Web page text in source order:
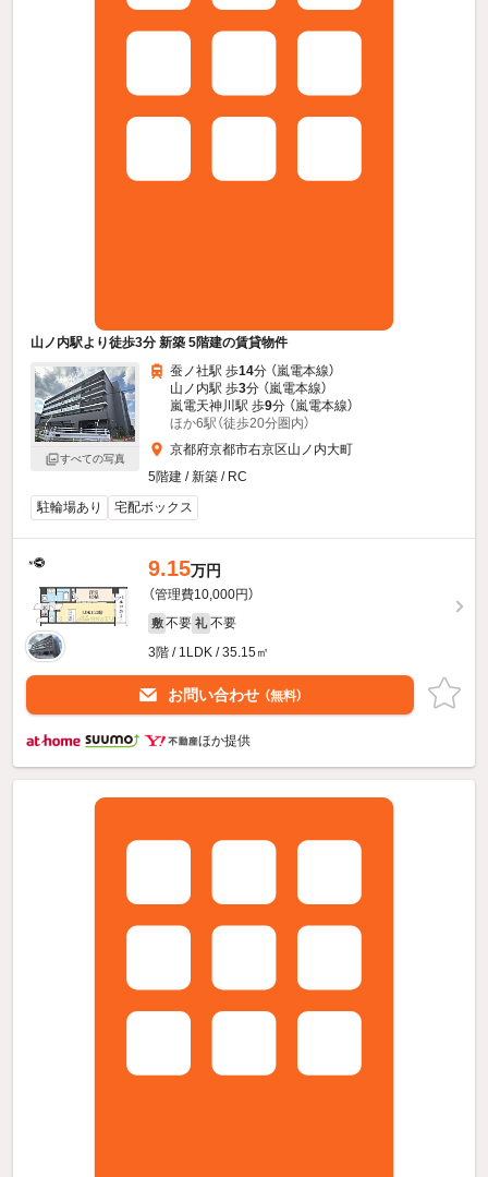
山ノ内駅より徒歩3分 新築 5階建の賃貸物件
すべての写真
蚕ノ社駅 歩14分 （嵐電本線）
山ノ内駅 歩3分 （嵐電本線）
嵐電天神川駅 歩9分 （嵐電本線）
ほか6駅（徒歩20分圏内）
京都府京都市右京区山ノ内大町
5階建 / 新築 / RC
駐輪場あり
宅配ボックス
9.15万円
（管理費10,000円）
敷 不要 礼 不要
3階 / 1LDK / 35.15㎡
お問い合わせ （無料）
ほか提供